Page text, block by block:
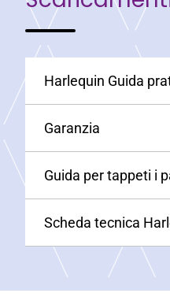
Harlequin Guida
Garanzia
Guida per tappeti i
Scheda tecnica